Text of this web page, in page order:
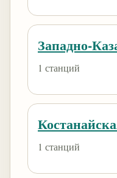
Западно-
1 станций
1 станций